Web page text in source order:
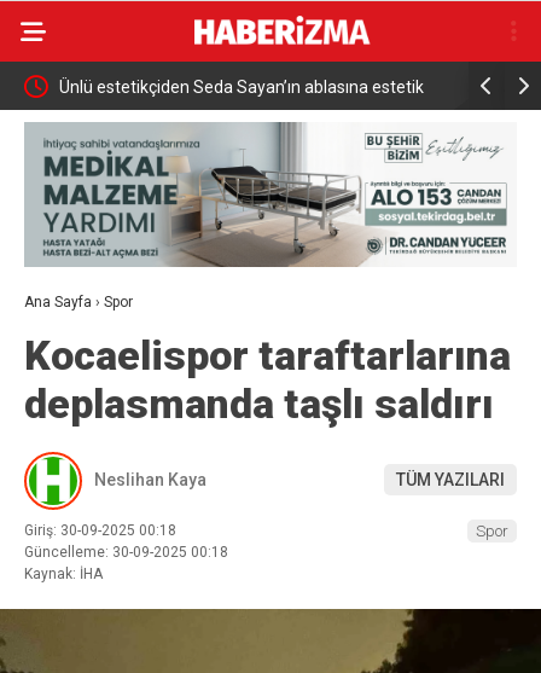
Ünlü estetikçiden Seda Sayan’ın ablasına estetik
dokunuş
İznik
Ana Sayfa › Spor
Kocaelispor taraftarlarına
deplasmanda taşlı saldırı
Neslihan Kaya TÜM YAZILARI
Giriş: 30-09-2025 00:18
Güncelleme: 30-09-2025 00:18
Kaynak: İHA
Spor